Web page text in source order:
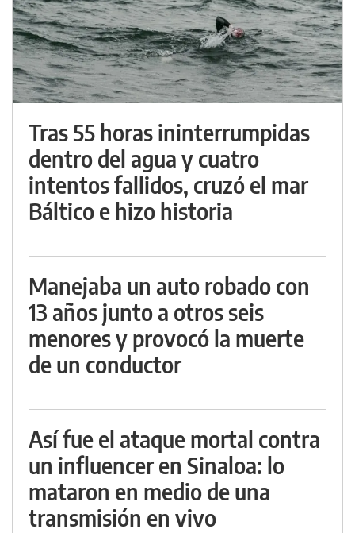
Tras 55 horas ininterrumpidas
dentro del agua y cuatro
intentos fallidos, cruzó el mar
Báltico e hizo historia
Manejaba un auto robado con
13 años junto a otros seis
menores y provocó la muerte
de un conductor
Así fue el ataque mortal contra
un influencer en Sinaloa: lo
mataron en medio de una
transmisión en vivo